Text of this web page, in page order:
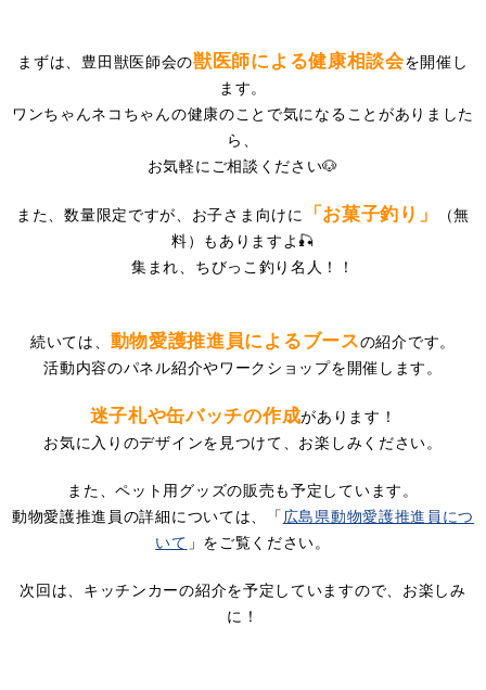
まずは、豊田獣医師会の獣医師による健康相談会を開催し
ます。
ワンちゃんネコちゃんの健康のことで気になることがありました
ら、
お気軽にご相談ください🐶
また、数量限定ですが、お子さま向けに 「お菓子釣り」
（無
料）もありますよ🎣
集まれ、ちびっこ釣り名人！！
続いては、 動物愛護推進員によるブースの紹介です。
活動内容のパネル紹介やワークショップを開催します。
迷子札や缶バッチの作成があります！
お気に入りのデザインを見つけて、お楽しみください。
また、ペット用グッズの販売も予定しています。
動物愛護推進員の詳細については、「広島県動物愛護推進員につ
いて 」をご覧ください。
次回は、キッチンカーの紹介を予定していますので、お楽しみ
に！